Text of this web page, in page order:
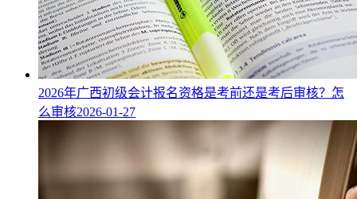
2026年广西初级会计报名资格是考前还是考后审核？怎
么审核2026-01-27